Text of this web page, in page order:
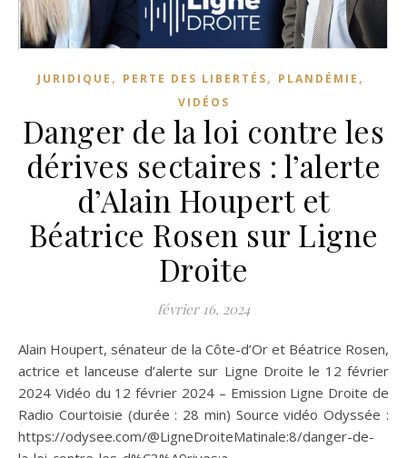
JURIDIQUE , PERTE DES LIBERTÉS, PLANDÉMIE ,
VIDÉOS
Danger de la loi contre les
dérives sectaires : l’alerte
d’Alain Houpert et
Béatrice Rosen sur Ligne
Droite
février 16, 2024
Alain Houpert, sénateur de la Côte-d’Or et Béatrice Rosen,
actrice et lanceuse d’alerte sur Ligne Droite le 12 février
2024 Vidéo du 12 février 2024 – Emission Ligne Droite de
Radio Courtoisie (durée : 28 min) Source vidéo Odyssée :
https://odysee.com/@LigneDroiteMatinale:8/danger-de-